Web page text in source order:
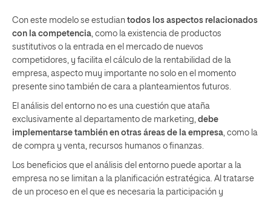
Con este modelo se estudian todos los aspectos relacionados
con la competencia , como la existencia de productos
sustitutivos o la entrada en el mercado de nuevos
competidores, y facilita el cálculo de la rentabilidad de la
empresa, aspecto muy importante no solo en el momento
presente sino también de cara a planteamientos futuros.
El análisis del entorno no es una cuestión que ataña
exclusivamente al departamento de marketing, debe
implementarse también en otras áreas de la empresa , como la
de compra y venta, recursos humanos o finanzas.
Los beneficios que el análisis del entorno puede aportar a la
empresa no se limitan a la planificación estratégica. Al tratarse
de un proceso en el que es necesaria la participación y